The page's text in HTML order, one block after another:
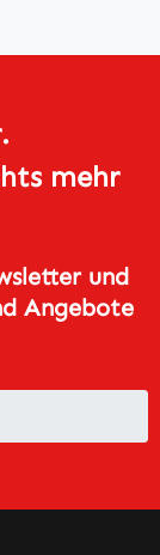
mehr
und
Angebote